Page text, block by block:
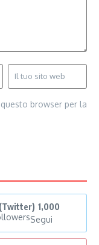
browser per la
1,000
Segui